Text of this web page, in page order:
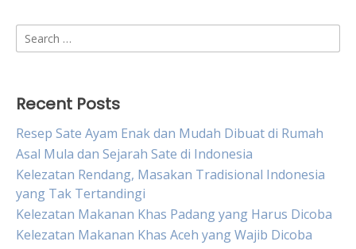
Search
for:
Recent Posts
Resep Sate Ayam Enak dan Mudah Dibuat di Rumah
Asal Mula dan Sejarah Sate di Indonesia
Kelezatan Rendang, Masakan Tradisional Indonesia
yang Tak Tertandingi
Kelezatan Makanan Khas Padang yang Harus Dicoba
Kelezatan Makanan Khas Aceh yang Wajib Dicoba